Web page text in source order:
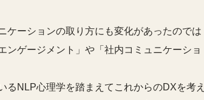
ケーションの取り方にも変化があったのでは
ンゲージメント」や「社内コミュニケーショ
NLP心理学を踏まえてこれからのDXを考え